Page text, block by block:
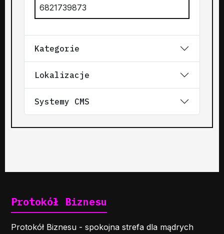
6821739873
Kategorie
Lokalizacje
Systemy CMS
Protokół Biznesu
Protokół Biznesu - spokojna strefa dla mądrych